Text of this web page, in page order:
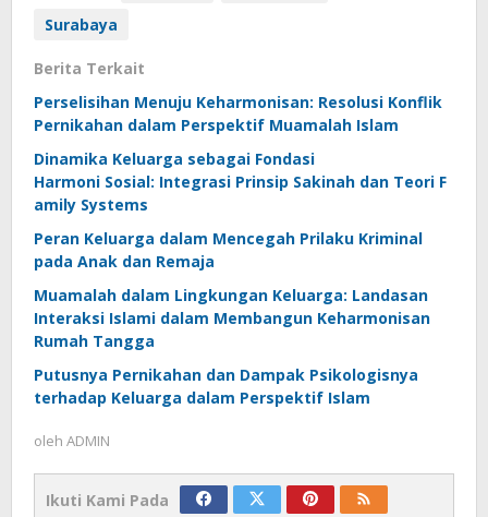
Surabaya
Berita Terkait
Perselisihan Menuju Keharmonisan: Resolusi Konflik
Pernikahan dalam Perspektif Muamalah Islam
Dinamika Keluarga sebagai Fondasi
Harmoni Sosial: Integrasi Prinsip Sakinah dan Teori F
amily Systems
Peran Keluarga dalam Mencegah Prilaku Kriminal
pada Anak dan Remaja
Muamalah dalam Lingkungan Keluarga: Landasan
Interaksi Islami dalam Membangun Keharmonisan
Rumah Tangga
Putusnya Pernikahan dan Dampak Psikologisnya
terhadap Keluarga dalam Perspektif Islam
oleh ADMIN
Ikuti Kami Pada